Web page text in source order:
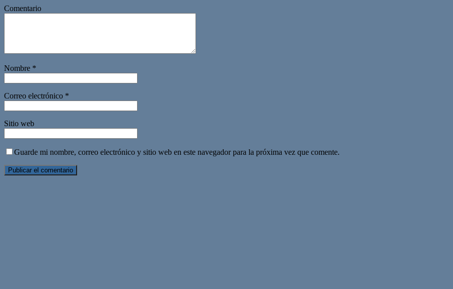
Comentario
Nombre *
Correo electrónico *
Sitio web
Guarde mi nombre, correo electrónico y sitio web en este navegador para la próxima vez que comente.